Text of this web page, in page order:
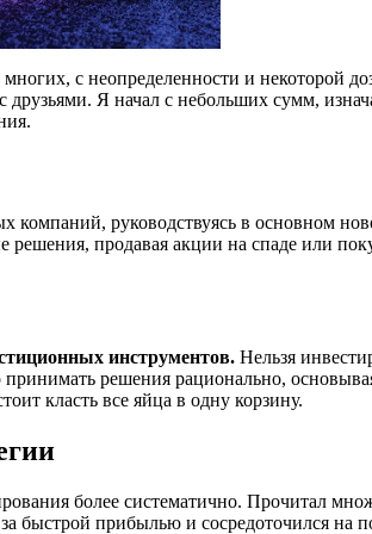
с неопределенности и
друзьями. Я начал с небольших сумм,
компаний, руководствуясь в основном
продавая акции на спаде или
инструментов. Нельзя
решения рационально,
класть все яйца в одну корзину.
более систематично. Прочитал
быстрой прибылью и сосредоточился на